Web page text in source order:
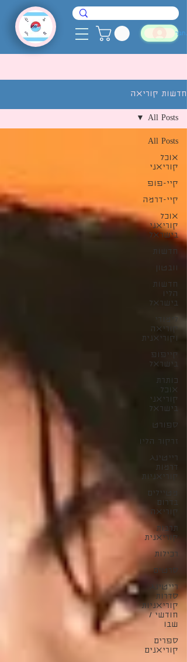
חדשות קוריאה
All Posts
אוכל
קוריאני
קיי-פופ
קיי-דרמה
אוכל
קוריאני
בישראל
חדשות
וובטון
חדשות
הליו
בישראל
לימודי
קוריאה
וקוריאנית
קייפופ
בישראל
כותרת
אוכל
קוריאני
בישראל
ספורט
זרקור הליו
רייטינג
דרמות
קוריאניות
מטיילים
בדרום
קוריאה
תרבות
קוריאנית
רכילות
סרטים
רייטינג
סדרות
קוריאניות
חודשי /
שבו
ספרים
קוריאנים
All Posts